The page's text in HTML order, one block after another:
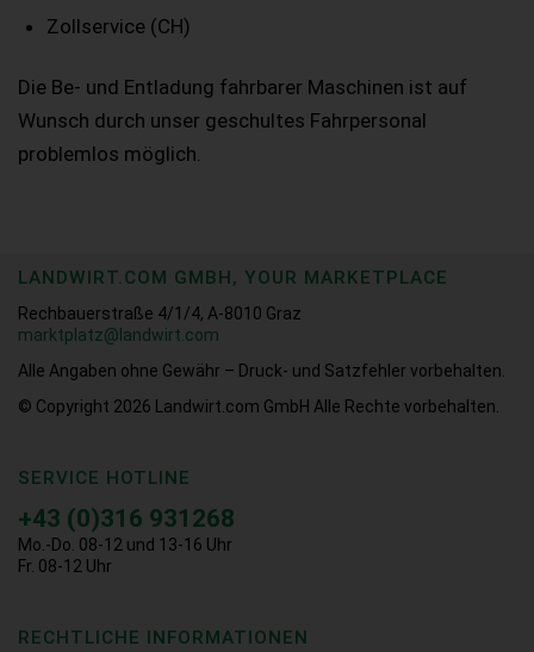
Zollservice (CH)
Die Be- und Entladung fahrbarer Maschinen ist auf
Wunsch durch unser geschultes Fahrpersonal
problemlos möglich.
LANDWIRT.COM GMBH, YOUR MARKETPLACE
Rechbauerstraße 4/1/4, A-8010 Graz
marktplatz@landwirt.com
Alle Angaben ohne Gewähr – Druck- und Satzfehler vorbehalten.
© Copyright 2026
Landwirt.com GmbH Alle Rechte vorbehalten.
SERVICE HOTLINE
+43 (0)316 931268
Mo.-Do. 08-12 und 13-16 Uhr
Fr. 08-12 Uhr
RECHTLICHE INFORMATIONEN